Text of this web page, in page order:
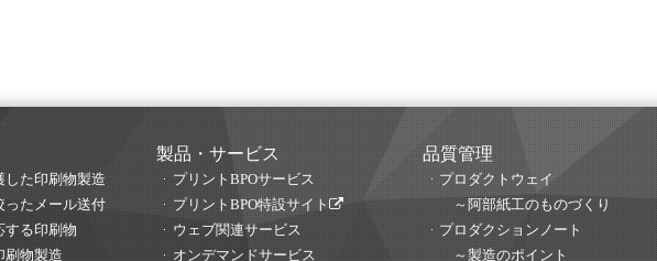
した印刷物製造
ったメール送付
する印刷物
刷物製造
製品・サービス
プリントBPOサービス
プリントBPO特設サイト
ウェブ関連サービス
オンデマンドサービス
品質管理
プロダクトウェイ
～阿部紙工のものづくり
プロダクションノート
～製造のポイント